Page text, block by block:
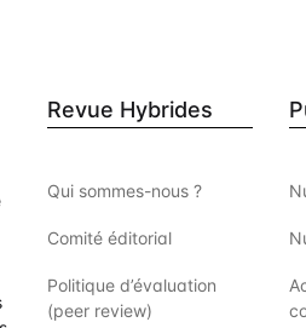
Revue Hybrides
Qui sommes-nous ?
Comité éditorial
Politique d’évaluation
(peer review)